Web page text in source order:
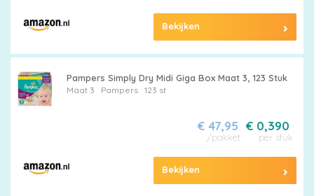
vergelijken
Bekijken
Pampers Simply Dry Midi Giga Box Maat 3, 123 Stuk
Maat 3 Pampers 123 st
€ 0,390
per stuk
€ 47,95
/pakket
Bekijken